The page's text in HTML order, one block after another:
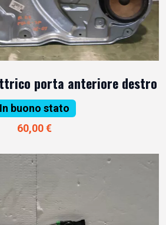
porta anteriore destro
In buono stato
60,00 €